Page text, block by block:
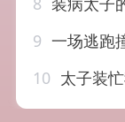
9 一场逃跑
10 太子装